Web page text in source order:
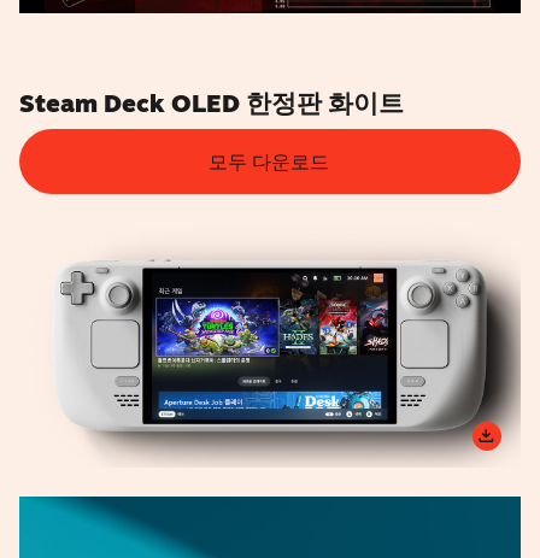
Steam Deck OLED 한정판 화이트
모두 다운로드